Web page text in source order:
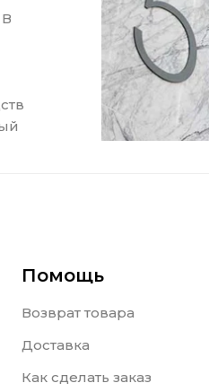
Помощь
Возврат товара
Доставка
Как сделать заказ